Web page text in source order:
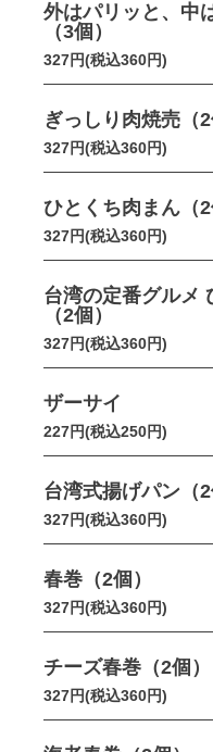
外はパリッと、中
（3個）
327円(税込360円)
ぎっしり肉焼売（2
327円(税込360円)
ひとくち肉まん（2
327円(税込360円)
台湾の定番グルメ
（2個）
327円(税込360円)
ザーサイ
227円(税込250円)
台湾式揚げパン（2
327円(税込360円)
春巻（2個）
327円(税込360円)
チーズ春巻（2個）
327円(税込360円)